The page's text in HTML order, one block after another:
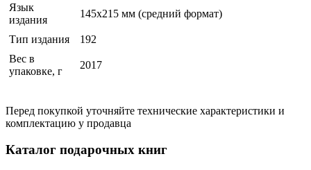
Язык
издания
145х215 мм (средний формат)
Тип издания
192
Вес в
упаковке, г
2017
Перед покупкой уточняйте технические характеристики и
комплектацию у продавца
Каталог подарочных книг